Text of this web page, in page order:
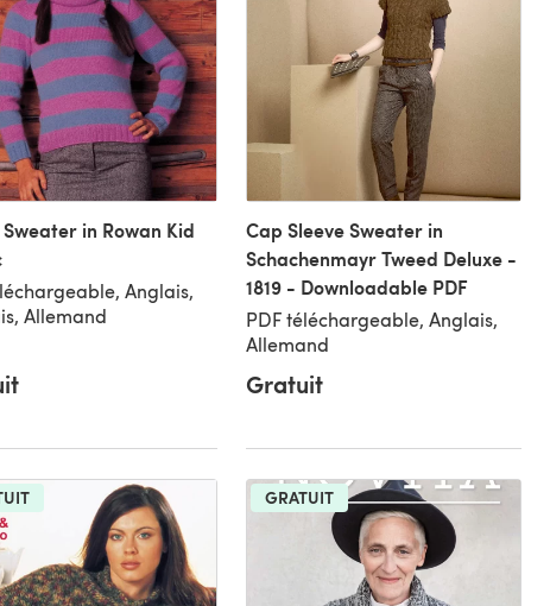
in Rowan Kid
Anglais,
Allemand
Cap Sleeve Sweater in
Schachenmayr Tweed Deluxe -
1819 - Downloadable PDF
PDF téléchargeable, Anglais,
Allemand
Gratuit
GRATUIT